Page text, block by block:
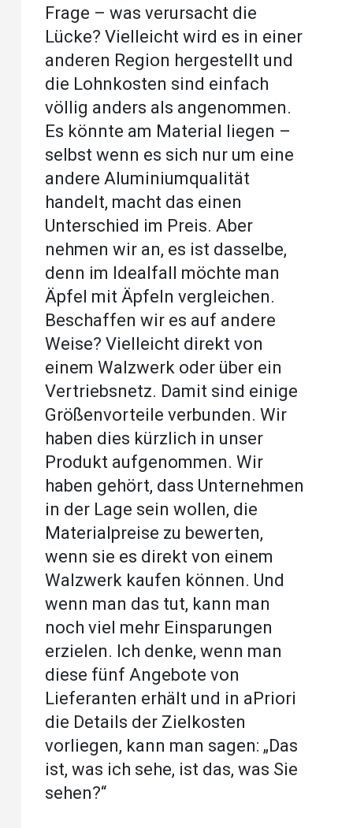
Frage – was verursacht die
Lücke? Vielleicht wird es in einer
anderen Region hergestellt und
die Lohnkosten sind einfach
völlig anders als angenommen.
Es könnte am Material liegen –
selbst wenn es sich nur um eine
andere Aluminiumqualität
handelt, macht das einen
Unterschied im Preis. Aber
nehmen wir an, es ist dasselbe,
denn im Idealfall möchte man
Äpfel mit Äpfeln vergleichen.
Beschaffen wir es auf andere
Weise? Vielleicht direkt von
einem Walzwerk oder über ein
Vertriebsnetz. Damit sind einige
Größenvorteile verbunden. Wir
haben dies kürzlich in unser
Produkt aufgenommen. Wir
haben gehört, dass Unternehmen
in der Lage sein wollen, die
Materialpreise zu bewerten,
wenn sie es direkt von einem
Walzwerk kaufen können. Und
wenn man das tut, kann man
noch viel mehr Einsparungen
erzielen. Ich denke, wenn man
diese fünf Angebote von
Lieferanten erhält und in aPriori
die Details der Zielkosten
vorliegen, kann man sagen: „Das
ist, was ich sehe, ist das, was Sie
sehen?“